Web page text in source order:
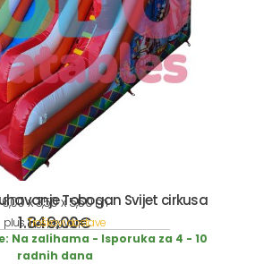
Tobogan Svijet cirkusa
6,00 x 3,50 x 5,60 m
1.849,00€
incl. 19% VAT
plusTroškovi dostave
Na zalihama - Isporuka za 4 - 10
radnih dana